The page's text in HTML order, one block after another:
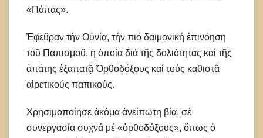
«Πάπας».
Ἐφεῦραν τήν Οὐνία, τήν πιό δαιμονική ἐπινόηση
τοῦ Παπισμοῦ, ἡ ὁποία διά τῆς δολιότητας καί τῆς
ἀπάτης ἐξαπατᾷ Ὀρθοδόξους καί τούς καθιστᾶ
αἱρετικούς παπικούς.
Χρησιμοποίησε ἀκόμα ἀνείπωτη βία, σέ
συνεργασία συχνά μέ «ὀρθοδόξους», ὅπως ὁ